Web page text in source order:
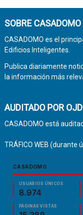
SOBRE CASADOMO
CASADOMO es el
Edificios Inteligentes.
Publica diariamente
la información más
AUDITADO POR OJD
CASADOMO está
TRÁFICO WEB (durante